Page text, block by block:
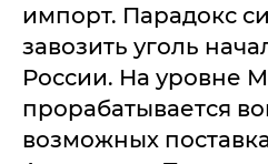
импорт. Парадокс
завозить уголь
России. На уровне
прорабатывается
возможных